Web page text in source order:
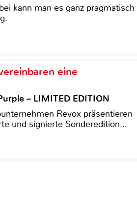
kann man es ganz pragmatisch
eine
– LIMITED EDITION
Revox präsentieren
und signierte Sonderedition...